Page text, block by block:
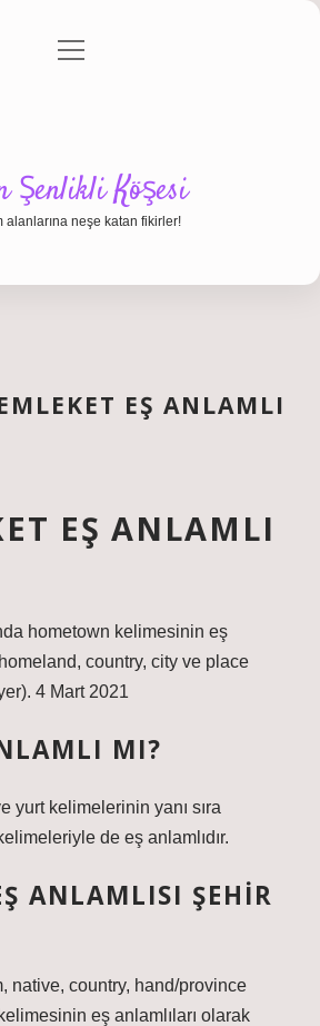
Gizlilik Politikası
menüyü
Şenlikli Köşesi
alanlarına neşe katan fikirler!
EŞ ANLAMLI
EŞ ANLAMLI
hometown kelimesinin eş
country, city ve place
4 Mart 2021
MI?
yurt kelimelerinin yanı sıra
de eş anlamlıdır.
ANLAMLISI ŞEHIR
native, country, hand/province
eş anlamlıları olarak